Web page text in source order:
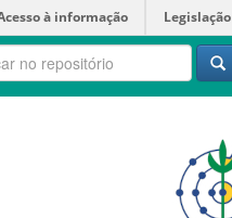
à informação Legislação